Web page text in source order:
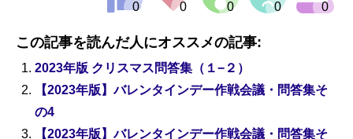
この記事を読んだ人にオススメの記事:
2023年版 クリスマス問答集（１−２）
【2023年版】バレンタインデー作戦会議・問答集そ
の4
【2023年版】バレンタインデー作戦会議・問答集そ